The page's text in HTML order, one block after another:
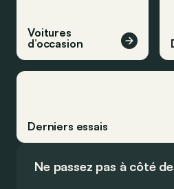
Voitures
d’occasion
Derniers essais
Ne passez pas à côté